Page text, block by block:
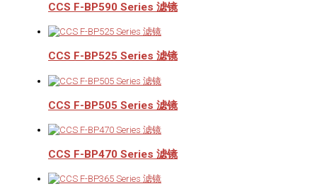
CCS F-BP590 Series 滤镜
CCS F-BP525 Series 滤镜
CCS F-BP505 Series 滤镜
CCS F-BP470 Series 滤镜